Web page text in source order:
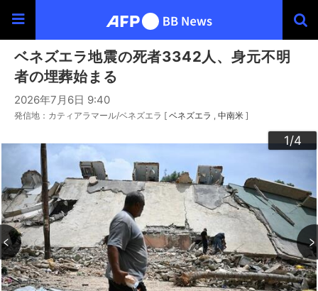
ベネズエラ地震の死者3342人、身元不明
者の埋葬始まる
2026年7月6日 9:40
発信地：カティアラマール/ベネズエラ [ ベネズエラ 中南米 ]
1/4
2/4
3/4
4/4